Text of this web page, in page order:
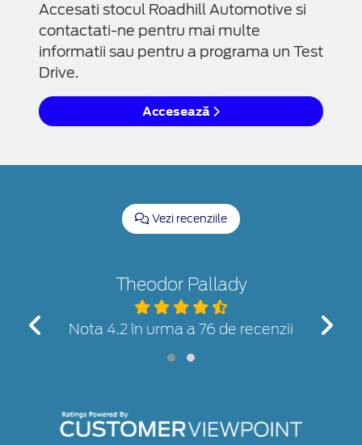
Accesati stocul Roadhill Automotive si
contactati-ne pentru mai multe
informatii sau pentru a programa un Test
Drive.
Accesează
Vezi recenziile
Theodor Pallady
Nota 4.2 în urma a 76 de recenzii